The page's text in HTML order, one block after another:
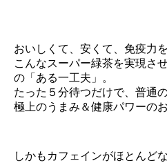
おいしくて、安くて、免疫力
こんなスーパー緑茶を実現さ
の「ある一工夫」。
たった５分待つだけで、普通
極上のうまみ＆健康パワーの
しかもカフェインがほとんどな